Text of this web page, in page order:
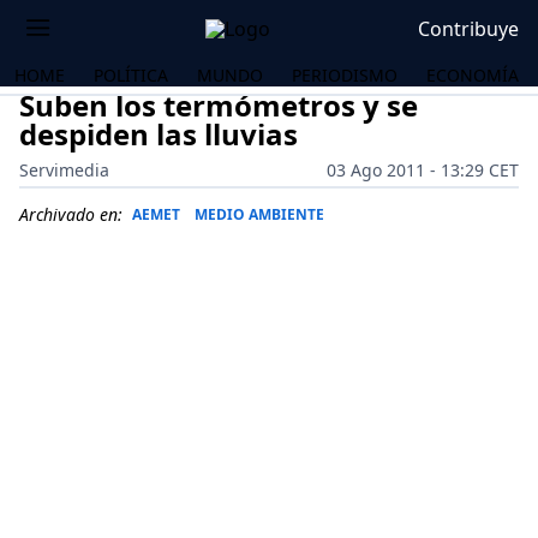
Contribuye
HOME POLÍTICA MUNDO PERIODISMO ECONOMÍA
Suben los termómetros y se
despiden las lluvias
Servimedia
03 Ago 2011 - 13:29 CET
Archivado en: AEMET MEDIO AMBIENTE